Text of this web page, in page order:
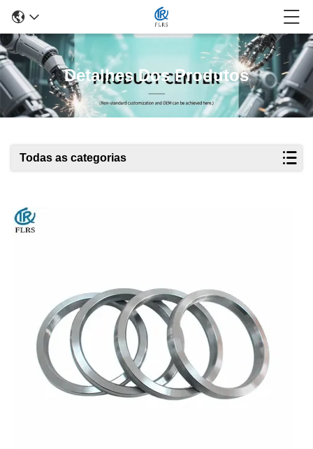
Detalhes Dos Produtos
Todas as categorias